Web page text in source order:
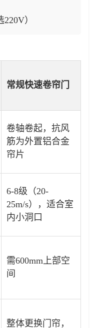
）
常规快速卷帘门
卷轴卷起，抗风
筋为外置铝合金
帘片
6-8级（20-
25m/s），适合室
内小洞口
需600mm上部空
间
整体更换门帘，